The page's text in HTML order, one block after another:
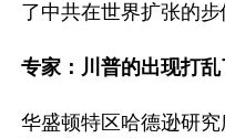
了中共在世界扩张的步
专家：川普的出现打
华盛顿特区哈德逊研